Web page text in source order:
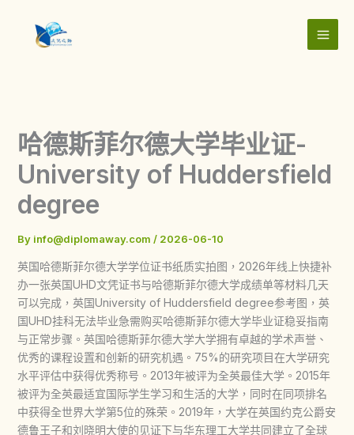
content
哈德斯菲尔德大学毕业证-
University of Huddersfield
degree
By info@diplomaway.com / 2026-06-10
英国哈德斯菲尔德大学学位证书纸质实拍图，2026年线上快捷补
办一张英国UHD文凭证书与哈德斯菲尔德大学成绩单等材料几天
可以完成，英国University of Huddersfield degree参考图，英
国UHD挂科无法毕业急需购买哈德斯菲尔德大学毕业证稳妥指南
与正常步骤。英国哈德斯菲尔德大学大学拥有卓越的学术声誉、
优秀的课程设置和创新的研究机遇。75%的研究项目在大学研究
水平评估中获得优秀称号。2013年被评为全英最佳大学。2015年
被评为全英最适宜国际学生学习和生活的大学，同时在同项排名
中获得全世界大学第5位的殊荣。2019年，大学在英国约克公爵安
德鲁王子和刘晓明大使的见证下与华东理工大学共同建立了全球